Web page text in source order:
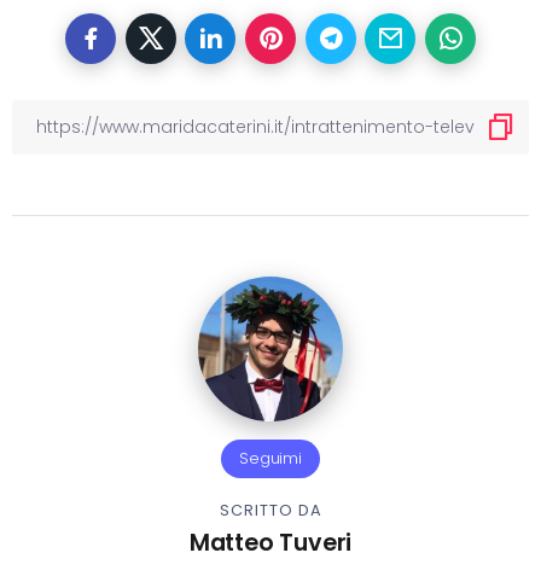
Seguimi
SCRITTO DA
Matteo Tuveri